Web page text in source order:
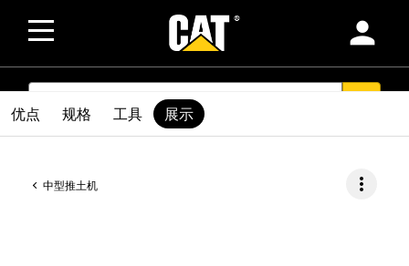
person
SEARCH
中型推土机 more_vert
优点 规格 工具 展示